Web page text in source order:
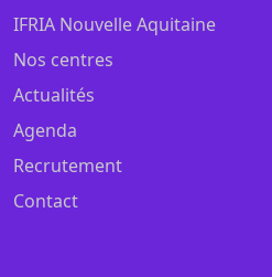
IFRIA Nouvelle Aquitaine
Nos centres
Actualités
Agenda
Recrutement
Contact